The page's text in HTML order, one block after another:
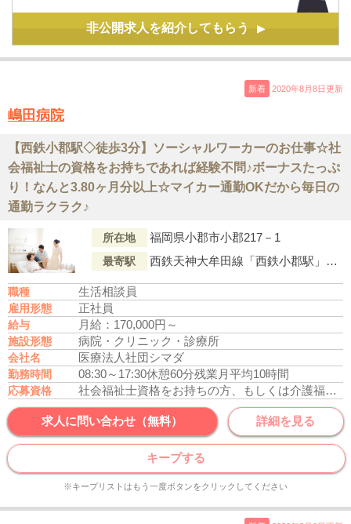
非公開求人を紹介してもらう ▶
新着 2020年8月8日更新
嶋田病院
【西鉄小郡駅◇徒歩3分】ソーシャルワーカーのお仕事☆社
会福祉士の資格をお持ちであれば経験不問♪ボーナスたっぷ
り！なんと3.80ヶ月分以上☆マイカー通勤OKだから毎日の
通勤ラクラク♪
所在地 福岡県小郡市小郡217－1
最寄駅 西鉄天神大牟田線「西鉄小郡駅」より徒歩3分
職種 生活相談員
雇用形態 正社員
給与 月給：170,000円～
施設形態 病院・クリニック・診療所
会社名 医療法人社団シマダ
勤務時間 08:30～17:30休憩60分残業月平均10時間
応募資格 社会福祉士資格をお持ちの方、もしくは介護福祉士資格をお持ちの方
求人に問い合わせ（無料） 詳細を見る
キープする
※キープリストはもう一度ボタンをクリックしてください